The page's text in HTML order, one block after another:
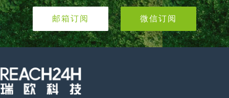
邮箱订阅 微信订阅